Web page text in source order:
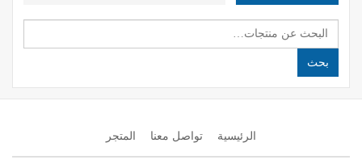
البحث
عن:
بحث
الرئيسية تواصل معنا المتجر